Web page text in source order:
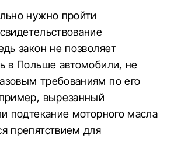
нужно пройти
закон не позволяет
в Польше автомобили, не
требованиям по его
вырезанный
подтекание моторного масла
препятствием для